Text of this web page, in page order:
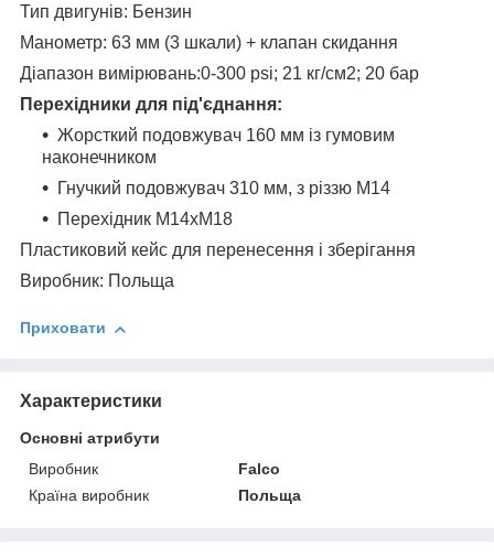
Тип двигунів: Бензин
Манометр: 63 мм (3 шкали) + клапан скидання
Діапазон вимірювань:0-300 psi; 21 кг/см2; 20 бар
Перехідники для під'єднання:
Жорсткий подовжувач 160 мм із гумовим
наконечником
Гнучкий подовжувач 310 мм, з різзю М14
Перехідник М14хМ18
Пластиковий кейс для перенесення і зберігання
Виробник: Польща
Приховати
Характеристики
Основні атрибути
Виробник
Falco
Країна виробник
Польща